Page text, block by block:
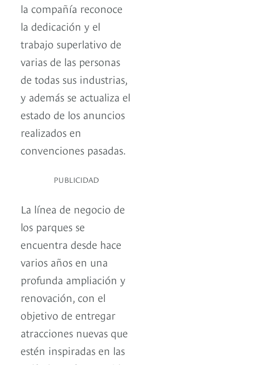
la compañía reconoce
la dedicación y el
trabajo superlativo de
varias de las personas
de todas sus industrias,
y además se actualiza el
estado de los anuncios
realizados en
convenciones pasadas.
PUBLICIDAD
La línea de negocio de
los parques se
encuentra desde hace
varios años en una
profunda ampliación y
renovación, con el
objetivo de entregar
atracciones nuevas que
estén inspiradas en las